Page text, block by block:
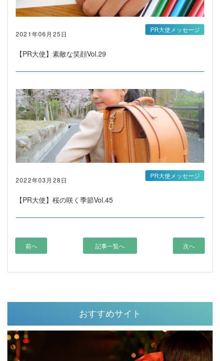
2021年06月25日
【PR大使】素敵な笑顔Vol.29
PR大使メッセージ
2022年03月28日
【PR大使】桜の咲く季節Vol.45
PR大使メッセージ
前へ 記事一覧へ 次へ
おすすめサイト